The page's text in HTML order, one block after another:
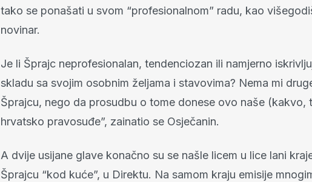
tako se ponašati u svom “profesionalnom” radu, kao
novinar.
Je li Šprajc neprofesionalan, tendenciozan ili namjerno
skladu sa svojim osobnim željama i stavovima? Nema mi
Šprajcu, nego da prosudbu o tome donese ovo naše (kakvo,
hrvatsko pravosuđe”, zainatio se Osječanin.
A dvije usijane glave konačno su se našle licem u lice lani
Šprajcu “kod kuće”, u Direktu. Na samom kraju emisije